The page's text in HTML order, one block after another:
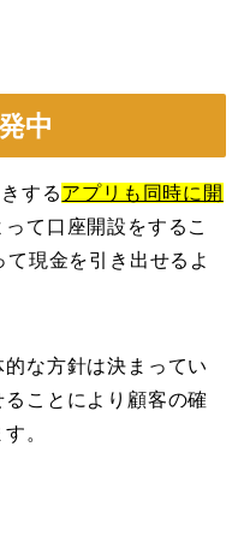
中
するアプリも同時に開
て口座開設をするこ
現金を引き出せるよ
な方針は決まってい
ことにより顧客の確
。